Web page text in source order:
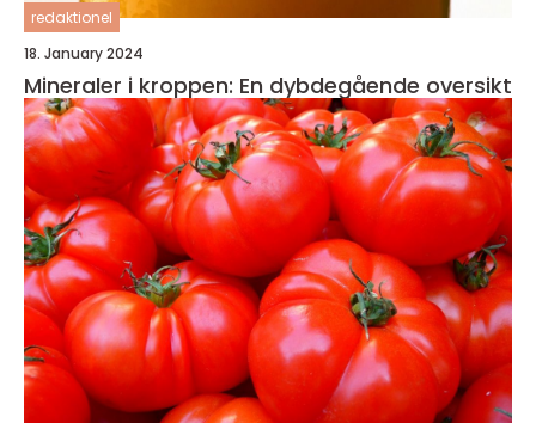
redaktionel
18. January 2024
Mineraler i kroppen: En dybdegående oversikt